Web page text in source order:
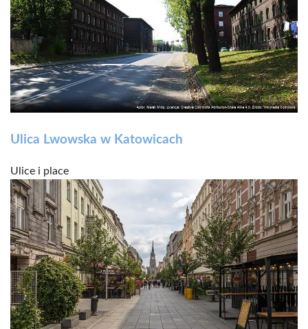
Ulica Lwowska w Katowicach
Ulice i place